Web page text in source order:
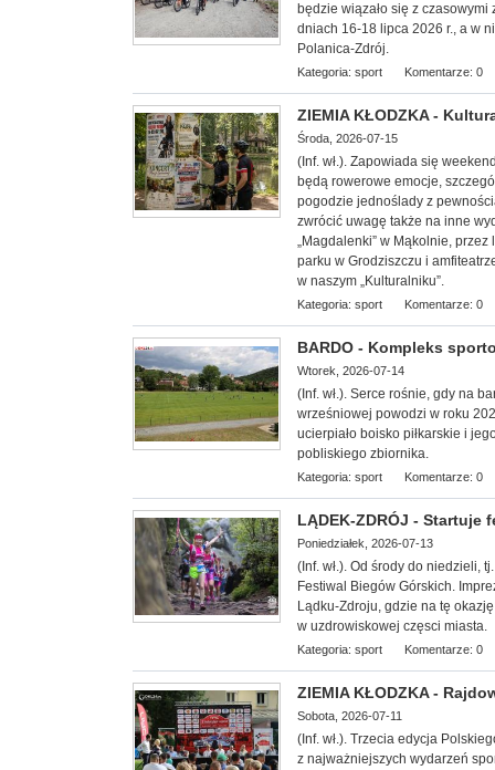
będzie wiązało się z
dniach 16-18 lipca 2026 r., a w
Polanica-Zdrój.
Kategoria: sport Komentarze: 0
ZIEMIA KŁODZKA -
Środa, 2026-07-15
(Inf. wł.). Zapowiada się
będą rowerowe emocje,
pogodzie jednoślady z
zwrócić uwagę także na inne
„Magdalenki” w Mąkolnie,
parku w Grodziszczu i
w naszym „Kulturalniku”.
Kategoria: sport Komentarze: 0
BARDO - Kompleks
Wtorek, 2026-07-14
(Inf. wł.). Serce rośnie, gdy na
wrześniowej powodzi w roku
ucierpiało boisko piłkarskie i
pobliskiego zbiornika.
Kategoria: sport Komentarze: 0
LĄDEK-ZDRÓJ - Startuje
Poniedziałek, 2026-07-13
(Inf. wł.). Od środy do niedzieli,
Festiwal Biegów Górskich.
Lądku-Zdroju, gdzie na tę
w uzdrowiskowej częsci miasta.
Kategoria: sport Komentarze: 0
ZIEMIA KŁODZKA -
Sobota, 2026-07-11
(Inf. wł.). Trzecia edycja
z najważniejszych wydarzeń